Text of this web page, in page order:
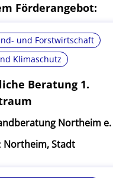
Förderangebot:
und Forstwirtschaft
Klimaschutz
Beratung 1.
Northeim e.
Northeim, Stadt